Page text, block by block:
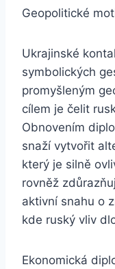
Geopolitické
Ukrajinské
symbolických
promyšleným
cílem je čelit
Obnovením
snaží vytvořit
který je silně
rovněž
aktivní snahu o
kde ruský vliv
Ekonomická